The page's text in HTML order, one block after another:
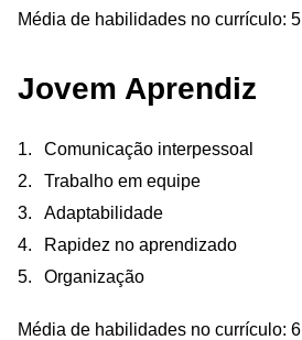
Média de habilidades no currículo: 5
Jovem Aprendiz
Comunicação interpessoal
Trabalho em equipe
Adaptabilidade
Rapidez no aprendizado
Organização
Média de habilidades no currículo: 6